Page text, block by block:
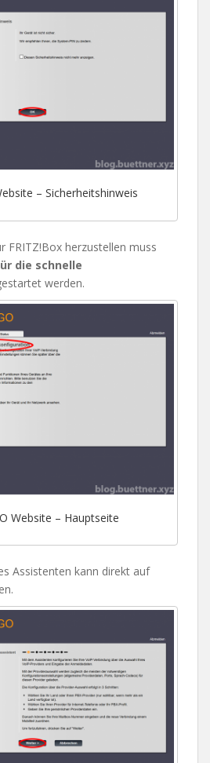
– Sicherheitshinweis
FRITZ!Box herzustellen muss
die schnelle
werden.
Website – Hauptseite
Assistenten kann direkt auf